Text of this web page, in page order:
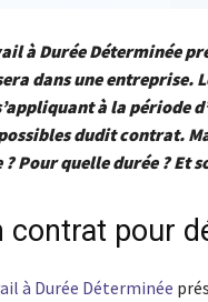
à Durée Déterminée
dans une entreprise.
à la période
dudit contrat.
Pour quelle durée ? Et
contrat pour
à Durée Déterminée